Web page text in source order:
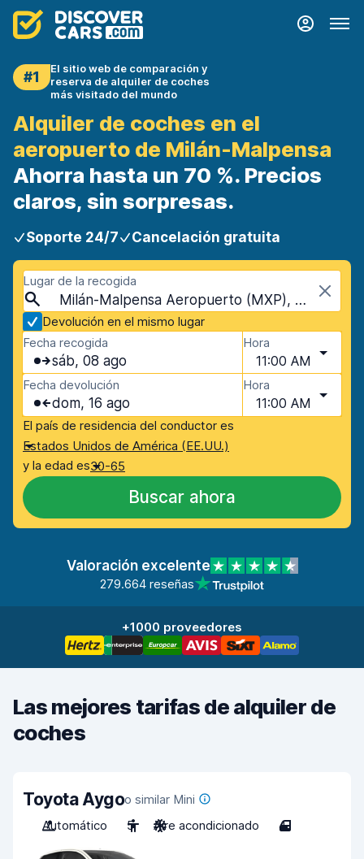
#1
El sitio web de comparación y
reserva de alquiler de coches
más visitado del mundo
Alquiler de coches en el
aeropuerto de Milán-Malpensa
Ahorra hasta un 70 %. Precios
claros, sin sorpresas.
Soporte 24/7 Cancelación gratuita
Lugar de la recogida
Milán-Malpensa Aeropuerto (MXP), Milán, Italia
Devolución en el mismo lugar
Fecha recogida
sáb, 08 ago
Hora
11:00 AM
Fecha devolución
dom, 16 ago
Hora
11:00 AM
El país de residencia del conductor es
Estados Unidos de América (EE.UU.)
y la edad es30-65
Buscar ahora
Valoración excelente
279.664 reseñas
+1000 proveedores
Las mejores tarifas de alquiler de
coches
Toyota Aygoo similar Mini
Automático
5 Aire acondicionado 4